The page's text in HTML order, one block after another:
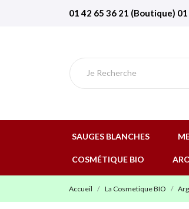
01 42 65 36 21 (Boutique)
SAUGES BLANCHES
COSMÉTIQUE BIO
Accueil La Cosmetique BIO